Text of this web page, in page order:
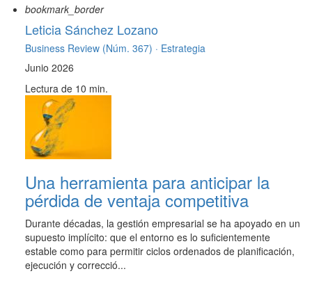
bookmark_border
Leticia Sánchez Lozano
Business Review (Núm. 367) · Estrategia
Junio 2026
Lectura de 10 min.
Una herramienta para anticipar la
pérdida de ventaja competitiva
Durante décadas, la gestión empresarial se ha apoyado en un
supuesto implícito: que el entorno es lo suficientemente
estable como para permitir ciclos ordenados de planificación,
ejecución y correcció...